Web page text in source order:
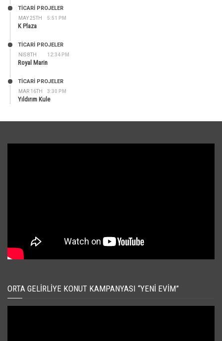
MAY 25TH 5:51 PM
TİCARİ PROJELER
K Plaza
NIS 8TH 12:34 PM
TİCARİ PROJELER
Royal Marin
MAR 16TH 3:30 PM
TİCARİ PROJELER
Yıldırım Kule
ORTA GELIRLIYE KONUT KAMPANYASI “YENI EVIM”